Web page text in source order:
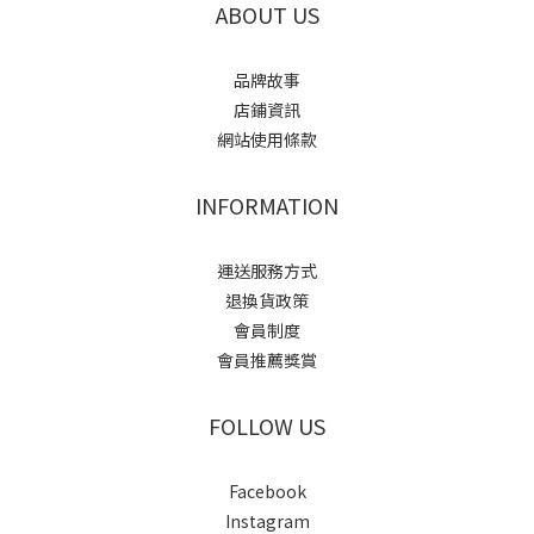
ABOUT US
品牌故事
店鋪資訊
網站使用條款
INFORMATION
運送服務方式
退換貨政策
會員制度
會員推薦獎賞
FOLLOW US
Facebook
Instagram